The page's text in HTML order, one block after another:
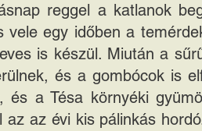
reggel a katlanok
vele egy időben a
is készül. Miután a
és a gombócok is
a Tésa környéki
az évi kis pálinkás